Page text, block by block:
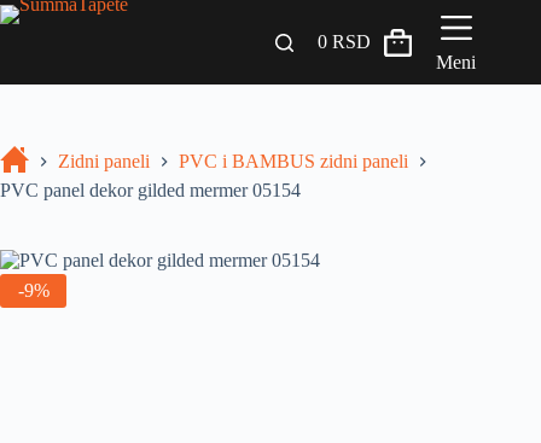
Drveni Pregradni Zidovi i Police
Građevinski materijali
0RSD
Meni
Zidni paneli
PVC i BAMBUS zidni paneli
PVC panel dekor gilded mermer 05154
-9%